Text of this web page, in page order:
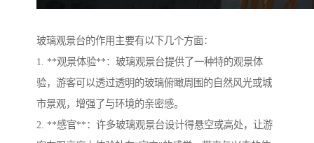
玻璃观景台的作用主要有以下几个方面：
1. **观景体验**：玻璃观景台提供了一种特的观景体
验，游客可以透过透明的玻璃俯瞰周围的自然风光或城
市景观，增强了与环境的亲密感。
2. **感官**：许多玻璃观景台设计得悬空或高处，让游